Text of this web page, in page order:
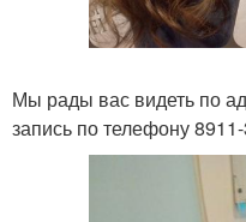
Мы рады вас видеть по
запись по телефону